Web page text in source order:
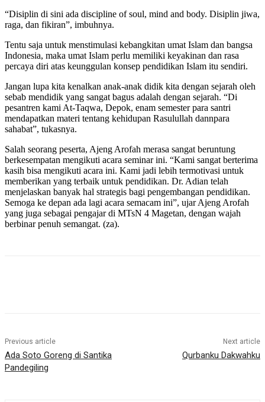
“Disiplin di sini ada discipline of soul, mind and body. Disiplin jiwa,
raga, dan fikiran”, imbuhnya.
Tentu saja untuk menstimulasi kebangkitan umat Islam dan bangsa
Indonesia, maka umat Islam perlu memiliki keyakinan dan rasa
percaya diri atas keunggulan konsep pendidikan Islam itu sendiri.
Jangan lupa kita kenalkan anak-anak didik kita dengan sejarah oleh
sebab mendidik yang sangat bagus adalah dengan sejarah. “Di
pesantren kami At-Taqwa, Depok, enam semester para santri
mendapatkan materi tentang kehidupan Rasulullah dannpara
sahabat”, tukasnya.
Salah seorang peserta, Ajeng Arofah merasa sangat beruntung
berkesempatan mengikuti acara seminar ini. “Kami sangat berterima
kasih bisa mengikuti acara ini. Kami jadi lebih termotivasi untuk
memberikan yang terbaik untuk pendidikan. Dr. Adian telah
menjelaskan banyak hal strategis bagi pengembangan pendidikan.
Semoga ke depan ada lagi acara semacam ini”, ujar Ajeng Arofah
yang juga sebagai pengajar di MTsN 4 Magetan, dengan wajah
berbinar penuh semangat. (za).
Previous article
Ada Soto Goreng di Santika
Pandegiling
Next article
Qurbanku Dakwahku